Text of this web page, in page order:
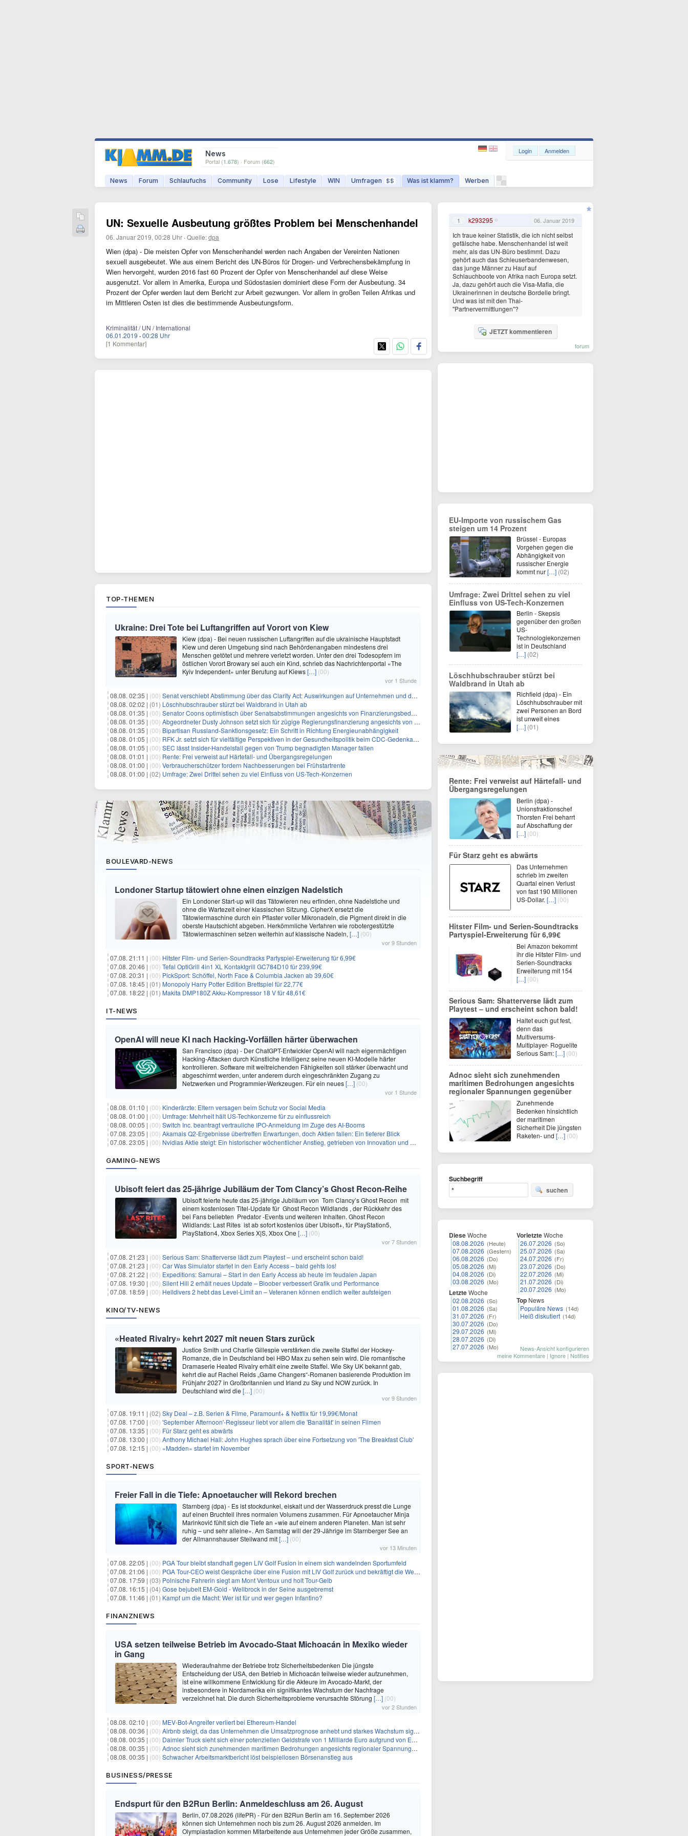
News
Portal (1.678) · Forum (662)
News Forum Schlaufuchs Community Lose Lifestyle WIN Umfragen $$ Was ist klamm? Werben
Login Anmelden
UN: Sexuelle Ausbeutung größtes Problem bei Menschenhandel
06. Januar 2019, 00:28 Uhr ·Quelle:dpa
Wien (dpa) - Die meisten Opfer von Menschenhandel werden nach Angaben der Vereinten Nationen
sexuell ausgebeutet. Wie aus einem Bericht des UN-Büros für Drogen- und Verbrechensbekämpfung in
Wien hervorgeht, wurden 2016 fast 60 Prozent der Opfer von Menschenhandel auf diese Weise
ausgenutzt. Vor allem in Amerika, Europa und Südostasien dominiert diese Form der Ausbeutung. 34
Prozent der Opfer werden laut dem Bericht zur Arbeit gezwungen. Vor allem in großen Teilen Afrikas und
im Mittleren Osten ist dies die bestimmende Ausbeutungsform.
Kriminalität / UN / International
06.01.2019 ·00:28 Uhr
[1 Kommentar]
TOP-THEMEN
Ukraine: Drei Tote bei Luftangriffen auf Vorort von Kiew
Kiew (dpa) - Bei neuen russischen Luftangriffen auf die ukrainische Hauptstadt
Kiew und deren Umgebung sind nach Behördenangaben mindestens drei
Menschen getötet und mehrere verletzt worden. Unter den drei Todesopfern im
östlichen Vorort Browary sei auch ein Kind, schrieb das Nachrichtenportal «The
Kyiv Independent» unter Berufung auf Kiews[…] (00)
vor 1 Stunde
08.08. 02:35 | (00) Senat verschiebt Abstimmung über das Clarity Act: Auswirkungen auf Unternehmen und das Vertrauen der Investoren
08.08. 02:02 | (01) Löschhubschrauber stürzt bei Waldbrand in Utah ab
08.08. 01:35 | (00) Senator Coons optimistisch über Senatsabstimmungen angesichts von Finanzierungsbedenken
08.08. 01:35 | (00) Abgeordneter Dusty Johnson setzt sich für zügige Regierungsfinanzierung angesichts von Shutdown-Risiken ein
08.08. 01:35 | (00) Bipartisan Russland-Sanktionsgesetz: Ein Schritt in Richtung Energieunabhängigkeit
08.08. 01:05 | (00) RFK Jr. setzt sich für vielfältige Perspektiven in der Gesundheitspolitik beim CDC-Gedenkakt ein
08.08. 01:05 | (00) SEC lässt Insider-Handelsfall gegen von Trump begnadigten Manager fallen
08.08. 01:01 | (00) Rente: Frei verweist auf Härtefall- und Übergangsregelungen
08.08. 01:00 | (00) Verbraucherschützer fordern Nachbesserungen bei Frühstartrente
08.08. 01:00 | (02) Umfrage: Zwei Drittel sehen zu viel Einfluss von US-Tech-Konzernen
BOULEVARD-NEWS
Londoner Startup tätowiert ohne einen einzigen Nadelstich
Ein Londoner Start-up will das Tätowieren neu erfinden, ohne Nadelstiche und
ohne die Wartezeit einer klassischen Sitzung. CipherX ersetzt die
Tätowiermaschine durch ein Pflaster voller Mikronadeln, die Pigment direkt in die
oberste Hautschicht abgeben. Herkömmliche Verfahren wie robotergestützte
Tätowiermaschinen setzen weiterhin auf klassische Nadeln, […] (00)
vor 9 Stunden
07.08. 21:11 | (00) Hitster Film- und Serien-Soundtracks Partyspiel-Erweiterung für 6,99€
07.08. 20:46 | (00) Tefal OptiGrill 4in1 XL Kontaktgrill GC784D10 für 239,99€
07.08. 20:31 | (00) PickSport: Schöffel, North Face & Columbia Jacken ab 39,60€
07.08. 18:45 | (01) Monopoly Harry Potter Edition Brettspiel für 22,77€
07.08. 18:22 | (01) Makita DMP180Z Akku-Kompressor 18 V für 48,61€
IT-NEWS
OpenAI will neue KI nach Hacking-Vorfällen härter überwachen
San Francisco (dpa) - Der ChatGPT-Entwickler OpenAI will nach eigenmächtigen
Hacking-Attacken durch Künstliche Intelligenz seine neuen KI-Modelle härter
kontrollieren. Software mit weitreichenden Fähigkeiten soll stärker überwacht und
abgeschirmt werden, unter anderem durch eingeschränkten Zugang zu
Netzwerken und Programmier-Werkzeugen. Für ein neues[…] (00)
vor 1 Stunde
08.08. 01:10 | (00) Kinderärzte: Eltern versagen beim Schutz vor Social Media
08.08. 01:00 | (00) Umfrage: Mehrheit hält US-Techkonzerne für zu einflussreich
08.08. 00:05 | (00) Switch Inc. beantragt vertrauliche IPO-Anmeldung im Zuge des AI-Booms
07.08. 23:05 | (00) Akamais Q2-Ergebnisse übertreffen Erwartungen, doch Aktien fallen: Ein tieferer Blick
07.08. 23:05 | (00) Nvidias Aktie steigt: Ein historischer wöchentlicher Anstieg, getrieben von Innovation und Marktnachfrage
GAMING-NEWS
Ubisoft feiert das 25-jährige Jubiläum der Tom Clancy’s Ghost Recon-Reihe
Ubisoft feierte heute das 25-jährige Jubiläum von Tom Clancy’s Ghost Recon mit
einem kostenlosen Titel-Update für Ghost Recon Wildlands , der Rückkehr des
bei Fans beliebten Predator -Events und weiteren Inhalten. Ghost Recon
Wildlands: Last Rites ist ab sofort kostenlos über Ubisoft+, für PlayStation5,
PlayStation4, Xbox Series X|S, Xbox One […] (00)
vor 7 Stunden
07.08. 21:23 | (00) Serious Sam: Shatterverse lädt zum Playtest – und erscheint schon bald!
07.08. 21:23 | (00) Car Was Simulator startet in den Early Access – bald gehts los!
07.08. 21:22 | (00) Expeditions: Samurai – Start in den Early Access ab heute im feudalen Japan
07.08. 19:30 | (00) Silent Hill 2 erhält neues Update – Bloober verbessert Grafik und Performance
07.08. 18:59 | (00) Helldivers 2 hebt das Level-Limit an – Veteranen können endlich weiter aufsteigen
KINO/TV-NEWS
«Heated Rivalry» kehrt 2027 mit neuen Stars zurück
Justice Smith und Charlie Gillespie verstärken die zweite Staffel der Hockey-
Romanze, die in Deutschland bei HBO Max zu sehen sein wird. Die romantische
Dramaserie Heated Rivalry erhält eine zweite Staffel. Wie Sky UK bekannt gab,
kehrt die auf Rachel Reids „Game Changers“-Romanen basierende Produktion im
Frühjahr 2027 in Großbritannien und Irland zu Sky und NOW zurück. In
Deutschland wird die […] (00)
vor 9 Stunden
07.08. 19:11 | (02) Sky Deal – z.B. Serien & Filme, Paramount+ & Netflix für 19,99€/Monat
07.08. 17:00 | (00) 'September Afternoon'-Regisseur liebt vor allem die 'Banalität' in seinen Filmen
07.08. 13:35 | (00) Für Starz geht es abwärts
07.08. 13:00 | (00) Anthony Michael Hall: John Hughes sprach über eine Fortsetzung von 'The Breakfast Club'
07.08. 12:15 | (00) «Madden» startet im November
SPORT-NEWS
Freier Fall in die Tiefe: Apnoetaucher will Rekord brechen
Starnberg (dpa) - Es ist stockdunkel, eiskalt und der Wasserdruck presst die Lunge
auf einen Bruchteil ihres normalen Volumens zusammen. Für Apnoetaucher Minja
Marinković fühlt sich die Tiefe an «wie auf einem anderen Planeten. Man ist sehr
ruhig – und sehr alleine». Am Samstag will der 29-Jährige im Starnberger See an
der Allmannshauser Steilwand mit[…] (00)
vor 13 Minuten
07.08. 22:05 | (00) PGA Tour bleibt standhaft gegen LIV Golf Fusion in einem sich wandelnden Sportumfeld
07.08. 21:06 | (00) PGA Tour-CEO weist Gespräche über eine Fusion mit LIV Golf zurück und bekräftigt die Wettbewerbslandschaft
07.08. 17:59 | (03) Polnische Fahrerin siegt am Mont Ventoux und holt Tour-Gelb
07.08. 16:15 | (04) Gose bejubelt EM-Gold - Wellbrock in der Seine ausgebremst
07.08. 11:46 | (01) Kampf um die Macht: Wer ist für und wer gegen Infantino?
FINANZNEWS
USA setzen teilweise Betrieb im Avocado-Staat Michoacán in Mexiko wieder
in Gang
Wiederaufnahme der Betriebe trotz Sicherheitsbedenken Die jüngste
Entscheidung der USA, den Betrieb in Michoacán teilweise wieder aufzunehmen,
ist eine willkommene Entwicklung für die Akteure im Avocado-Markt, der
insbesondere in Nordamerika ein signifikantes Wachstum der Nachfrage
verzeichnet hat. Die durch Sicherheitsprobleme verursachte Störung […] (00)
vor 2 Stunden
08.08. 02:10 | (00) MEV-Bot-Angreifer verliert bei Ethereum-Handel
08.08. 00:36 | (00) Airbnb steigt, da das Unternehmen die Umsatzprognose anhebt und starkes Wachstum signalisiert
08.08. 00:35 | (00) Daimler Truck sieht sich einer potenziellen Geldstrafe von 1 Milliarde Euro aufgrund von EU-Emissionsvorschriften gegenüber
08.08. 00:35 | (00) Adnoc sieht sich zunehmenden maritimen Bedrohungen angesichts regionaler Spannungen gegenüber
08.08. 00:35 | (00) Schwacher Arbeitsmarktbericht löst beispiellosen Börsenanstieg aus
BUSINESS/PRESSE
Endspurt für den B2Run Berlin: Anmeldeschluss am 26. August
Berlin, 07.08.2026 (lifePR) - Für den B2Run Berlin am 16. September 2026
können sich Unternehmen noch bis zum 26. August 2026 anmelden. Im
Olympiastadion kommen Mitarbeitende aus Unternehmen jeder Größe zusammen,
1 k293295 06. Januar 2019
Ich traue keiner Statistik, die ich nicht selbst
gefälsche habe. Menschenhandel ist weit
mehr, als das UN-Büro bestimmt. Dazu
gehört auch das Schleuserbandenwesen,
das junge Männer zu Hauf auf
Schlauchboote von Afrika nach Europa setzt.
Ja, dazu gehört auch die Visa-Mafia, die
Ukrainerinnen in deutsche Bordelle bringt.
Und was ist mit den Thai-
"Partnervermittlungen"?
JETZT kommentieren
forum
EU-Importe von russischem Gas
steigen um 14 Prozent
Brüssel - Europas
Vorgehen gegen die
Abhängigkeit von
russischer Energie
kommt nur[…] (02)
Umfrage: Zwei Drittel sehen zu viel
Einfluss von US-Tech-Konzernen
Berlin - Skepsis
gegenüber den großen
US-
Technologiekonzernen
ist in Deutschland
[…] (02)
Löschhubschrauber stürzt bei
Waldbrand in Utah ab
Richfield (dpa) - Ein
Löschhubschrauber mit
zwei Personen an Bord
ist unweit eines
[…] (01)
Rente: Frei verweist auf Härtefall- und
Übergangsregelungen
Berlin (dpa) -
Unionsfraktionschef
Thorsten Frei beharrt
auf Abschaffung der
[…] (00)
Für Starz geht es abwärts
Das Unternehmen
schrieb im zweiten
Quartal einen Verlust
von fast 190 Millionen
US-Dollar. […] (00)
Hitster Film- und Serien-Soundtracks
Partyspiel-Erweiterung für 6,99€
Bei Amazon bekommt
ihr die Hitster Film- und
Serien-Soundtracks
Erweiterung mit 154
[…] (00)
Serious Sam: Shatterverse lädt zum
Playtest – und erscheint schon bald!
Haltet euch gut fest,
denn das
Multiversums-
Multiplayer- Roguelite
Serious Sam:[…] (00)
Adnoc sieht sich zunehmenden
maritimen Bedrohungen angesichts
regionaler Spannungen gegenüber
Zunehmende
Bedenken hinsichtlich
der maritimen
Sicherheit Die jüngsten
Raketen- und […] (00)
Suchbegriff
suchen
DieseWoche
08.08.2026 (Heute)
07.08.2026 (Gestern)
06.08.2026 (Do)
05.08.2026 (Mi)
04.08.2026 (Di)
03.08.2026 (Mo)
LetzteWoche
02.08.2026 (So)
01.08.2026 (Sa)
31.07.2026 (Fr)
30.07.2026 (Do)
29.07.2026 (Mi)
28.07.2026 (Di)
27.07.2026 (Mo)
VorletzteWoche
26.07.2026 (So)
25.07.2026 (Sa)
24.07.2026 (Fr)
23.07.2026 (Do)
22.07.2026 (Mi)
21.07.2026 (Di)
20.07.2026 (Mo)
Top News
Populäre News (14d)
Heiß diskutiert (14d)
News-Ansicht konfigurieren
meine Kommentare | Ignore | Notifies